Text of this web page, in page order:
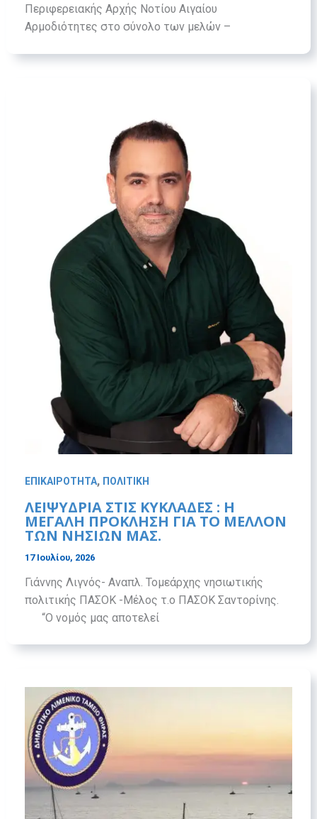
Περιφερειακής Αρχής Νοτίου Αιγαίου
Αρμοδιότητες στο σύνολο των μελών –
ΕΠΙΚΑΙΡΟΤΗΤΑ, ΠΟΛΙΤΙΚΗ
ΛΕΙΨΥΔΡΊΑ ΣΤΙΣ ΚΥΚΛΆΔΕΣ : Η
ΜΕΓΆΛΗ ΠΡΌΚΛΗΣΗ ΓΙΑ ΤΟ ΜΈΛΛΟΝ
ΤΩΝ ΝΗΣΙΏΝ ΜΑΣ.
17 Ιουλίου, 2026
Γιάννης Λιγνός- Αναπλ. Τομεάρχης νησιωτικής
πολιτικής ΠΑΣΟΚ -Μέλος τ.ο ΠΑΣΟΚ Σαντορίνης.
“Ο νομός μας αποτελεί